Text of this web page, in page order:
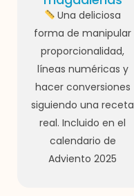
Una deliciosa
forma de manipular
proporcionalidad,
líneas numéricas y
hacer conversiones
siguiendo una receta
real. Incluido en el
calendario de
Adviento 2025